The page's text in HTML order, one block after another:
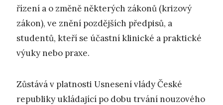
řízení a o změně některých zákonů (krizový
zákon), ve znění pozdějších předpisů, a
studentů, kteří se účastní klinické a praktické
výuky nebo praxe.
Zůstává v platnosti Usnesení vlády České
republiky ukládající po dobu trvání nouzového